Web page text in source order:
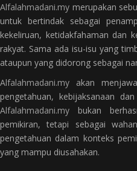
Alfalahmadani.my merupakan
untuk bertindak sebagai
kekeliruan, ketidakfahaman dan
rakyat. Sama ada isu-isu yang
ataupun yang didorong sebagai
Alfalahmadani.my akan
pengetahuan, kebijaksanaan
Alfalahmadani.my bukan
pemikiran, tetapi sebagai
pengetahuan dalam konteks
yang mampu diusahakan.